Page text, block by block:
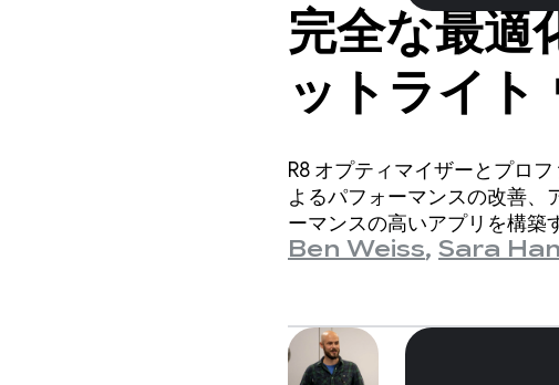
完全な最適
ットライト
R8 オプティマイザーとプロ
よるパフォーマンスの改善、
ーマンスの高いアプリを構築
す。
Ben Weiss, Sara